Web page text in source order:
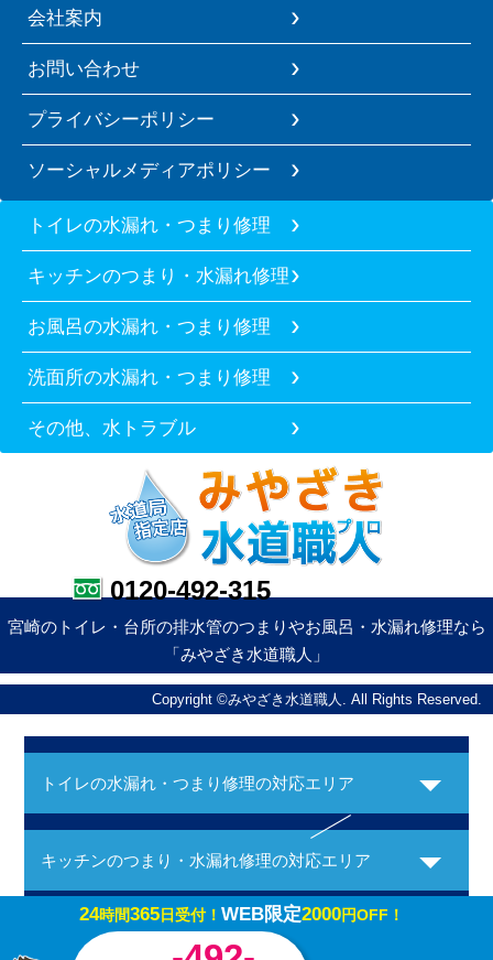
会社案内
お問い合わせ
プライバシーポリシー
ソーシャルメディアポリシー
トイレの水漏れ・つまり修理
キッチンのつまり・水漏れ修理
お風呂の水漏れ・つまり修理
洗面所の水漏れ・つまり修理
その他、水トラブル
0120-492-315
宮崎のトイレ・台所の排水管のつまりやお風呂・水漏れ修理なら
「みやざき水道職人」
Copyright ©みやざき水道職人. All Rights Reserved.
トイレの水漏れ・つまり修理の対応エリア
キッチンのつまり・水漏れ修理の対応エリア
お風呂の水漏れ・つまり修理の対応エリア
24時間365日受付！ WEB限定2000円OFF！